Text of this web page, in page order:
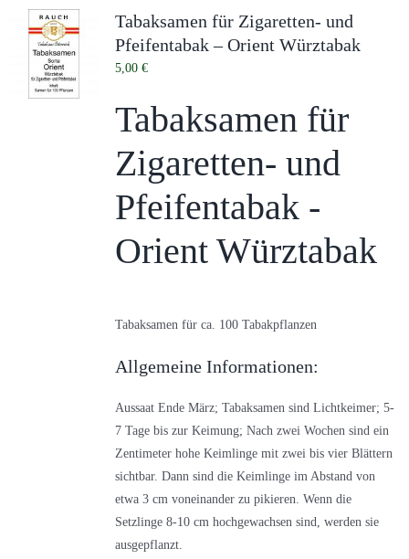
Tabaksamen für Zigaretten- und
Pfeifentabak – Orient Würztabak
5,00 €
Tabaksamen für
Zigaretten- und
Pfeifentabak -
Orient Würztabak
Tabaksamen für ca. 100 Tabakpflanzen
Allgemeine Informationen:
Aussaat Ende März; Tabaksamen sind Lichtkeimer; 5-
7 Tage bis zur Keimung; Nach zwei Wochen sind ein
Zentimeter hohe Keimlinge mit zwei bis vier Blättern
sichtbar. Dann sind die Keimlinge im Abstand von
etwa 3 cm voneinander zu pikieren. Wenn die
Setzlinge 8-10 cm hochgewachsen sind, werden sie
ausgepflanzt.